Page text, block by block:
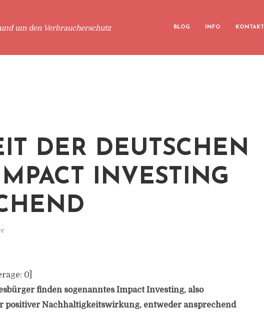
um den Verbraucherschutz BLOG INFO KONTAKT
DER DEUTSCHEN
INVESTING
0
finden sogenanntes Impact Investing, also
positiver Nachhaltigkeitswirkung, entweder ansprechend